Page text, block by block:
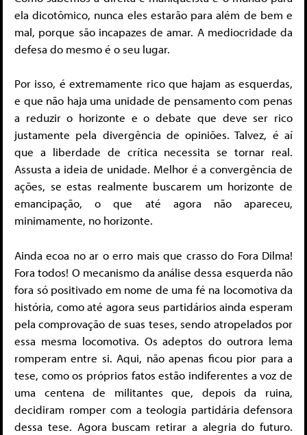
ela dicotômico, nunca eles estarão para além de bem e
mal, porque são incapazes de amar. A mediocridade da
defesa do mesmo é o seu lugar.
Por isso, é extremamente rico que hajam as esquerdas,
e que não haja uma unidade de pensamento com penas
a reduzir o horizonte e o debate que deve ser rico
justamente pela divergência de opiniões. Talvez, é aí
que a liberdade de crítica necessita se tornar real.
Assusta a ideia de unidade. Melhor é a convergência de
ações, se estas realmente buscarem um horizonte de
emancipação, o que até agora não apareceu,
minimamente, no horizonte.
Ainda ecoa no ar o erro mais que crasso do Fora Dilma!
Fora todos! O mecanismo da análise dessa esquerda não
fora só positivado em nome de uma fé na locomotiva da
história, como até agora seus partidários ainda esperam
pela comprovação de suas teses, sendo atropelados por
essa mesma locomotiva. Os adeptos do outrora lema
romperam entre si. Aqui, não apenas ficou pior para a
tese, como os próprios fatos estão indiferentes a voz de
uma centena de militantes que, depois da ruina,
decidiram romper com a teologia partidária defensora
dessa tese. Agora buscam retirar a alegria do futuro.